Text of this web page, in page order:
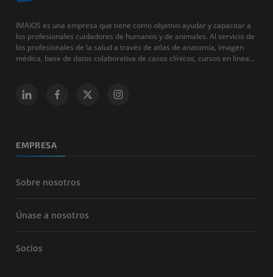
IMAIOS es una empresa que tiene como objetivo ayudar y capacitar a
los profesionales cuidadores de humanos y de animales. Al servicio de
los profesionales de la salud a través de atlas de anatomía, imagen
médica, base de datos colaborativa de casos clínicos, cursos en línea...
EMPRESA
Sobre nosotros
Únase a nosotros
Socios